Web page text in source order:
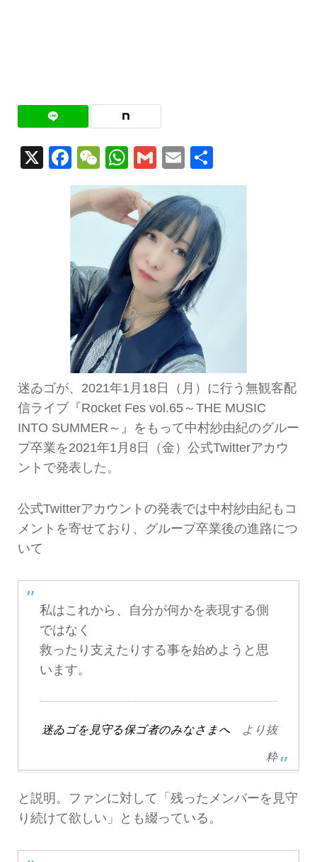
X Facebook
WeChat
WhatsApp
GmailEmail
有
迷ゐゴが、2021年1月18日（月）に行う無観客配
信ライブ『Rocket Fes vol.65～THE MUSIC
INTO SUMMER～』をもって中村紗由紀のグルー
プ卒業を2021年1月8日（金）公式Twitterアカウ
ントで発表した。
公式Twitterアカウントの発表では中村紗由紀もコ
メントを寄せており、グループ卒業後の進路につ
いて
私はこれから、自分が何かを表現する側
ではなく
救ったり支えたりする事を始めようと思
います。
迷ゐゴを見守る保ゴ者のみなさまへ より抜
粋
と説明。ファンに対して「残ったメンバーを見守
り続けて欲しい」とも綴っている。